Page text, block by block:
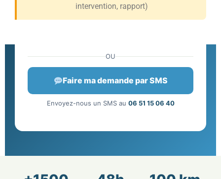
intervention, rapport)
OU
Faire ma demande par SMS
Envoyez-nous un SMS au 06 51 15 06 40